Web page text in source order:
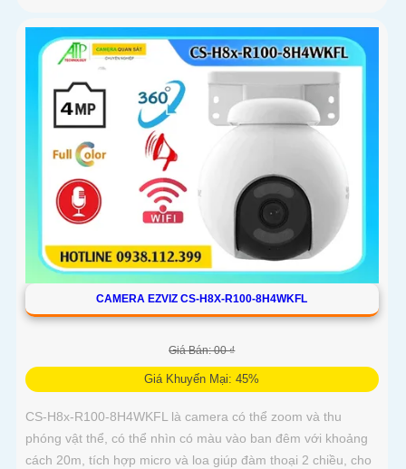
CAMERA EZVIZ CS-H8X-R100-8H4WKFL
Giá Bán: 00 ₫
Giá Khuyến Mại: 45%
CS-H8x-R100-8H4WKFL là camera có thể zoom và thu
phóng vật thể, có thể nhìn có màu vào ban đêm với khoảng
cách 20m, tích hợp micro và loa giúp đàm thoại 2 chiều, cho